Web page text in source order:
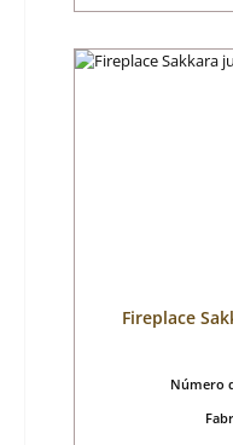
Fireplace
Número